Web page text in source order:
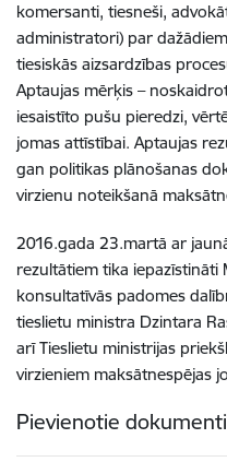
komersanti, tiesneši,
administratori) par
tiesiskās aizsardzības
Aptaujas mērķis –
iesaistīto pušu pieredzi,
jomas attīstībai. Aptaujas
gan politikas plānošanas
virzienu noteikšanā
2016.gada 23.martā ar
rezultātiem tika iepazīstināti
konsultatīvās padomes
tieslietu ministra Dzintara
arī Tieslietu ministrijas
virzieniem maksātnespējas
Pievienotie dokumenti